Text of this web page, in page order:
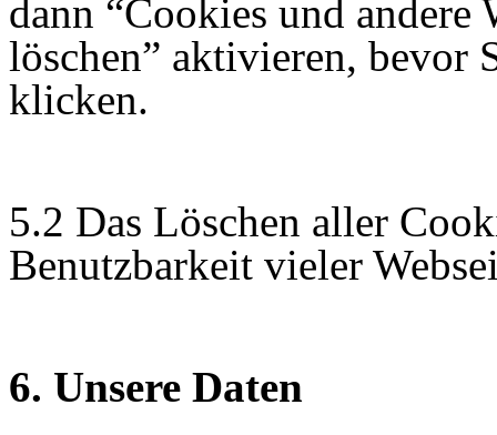
dann “Cookies und
löschen” aktivieren, bevor
klicken.
5.2 Das Löschen aller
Benutzbarkeit vieler
6. Unsere Daten